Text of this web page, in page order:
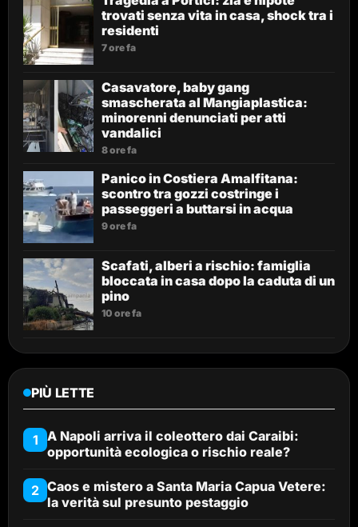
trovati senza vita in casa, shock tra i
residenti
7 ore fa
Casavatore, baby gang
smascherata al Mangiaplastica:
minorenni denunciati per atti
vandalici
8 ore fa
Panico in Costiera Amalfitana:
scontro tra gozzi costringe i
passeggeri a buttarsi in acqua
9 ore fa
Scafati, alberi a rischio: famiglia
bloccata in casa dopo la caduta di un
pino
10 ore fa
PIÙ LETTE
1 A Napoli arriva il coleottero dai Caraibi:
opportunità ecologica o rischio reale?
2 Caos e mistero a Santa Maria Capua Vetere:
la verità sul presunto pestaggio